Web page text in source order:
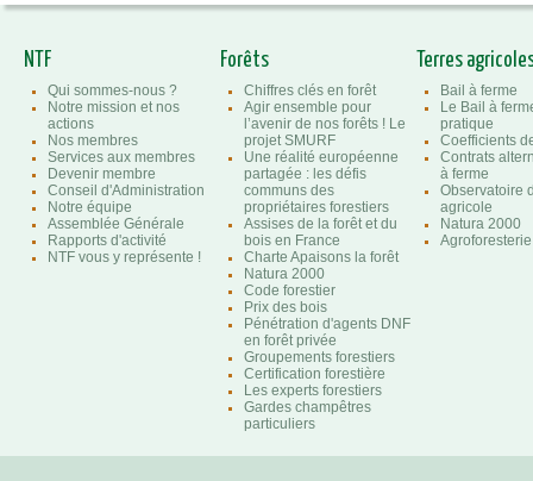
NTF
Qui sommes-nous ?
Notre mission et nos
actions
Nos membres
Services aux membres
Devenir membre
Conseil d'Administration
Notre équipe
Assemblée Générale
Rapports d'activité
NTF vous y représente !
Forêts
Chiffres clés en forêt
Agir ensemble pour
l’avenir de nos forêts ! Le
projet SMURF
Une réalité européenne
partagée : les défis
communs des
propriétaires forestiers
Assises de la forêt et du
bois en France
Charte Apaisons la forêt
Natura 2000
Code forestier
Prix des bois
Pénétration d'agents DNF
en forêt privée
Groupements forestiers
Certification forestière
Les experts forestiers
Gardes champêtres
particuliers
Terres
Bail à ferme
Le Bail à
pratique
Coefficients
Contrats
à ferme
Observatoire
agricole
Natura 2000